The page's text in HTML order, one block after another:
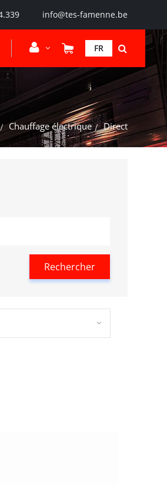
info@tes-famenne.be
FR
Chauffage électrique Direct
Rechercher